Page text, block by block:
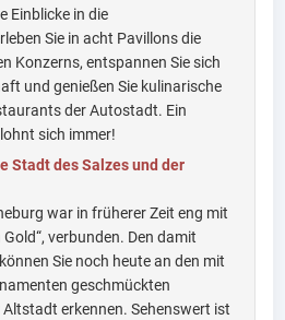
Einblicke in die
Sie in acht Pavillons die
Konzerns, entspannen Sie sich
und genießen Sie kulinarische
der Autostadt. Ein
sich immer!
Stadt des Salzes und der
war in früherer Zeit eng mit
verbunden. Den damit
Sie noch heute an den mit
geschmückten
erkennen. Sehenswert ist